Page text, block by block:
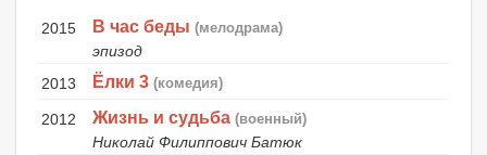
2015 В час беды (мелодрама)
эпизод
2013
Ёлки 3 (комедия)
2012 Жизнь и судьба (военный)
Николай Филиппович Батюк